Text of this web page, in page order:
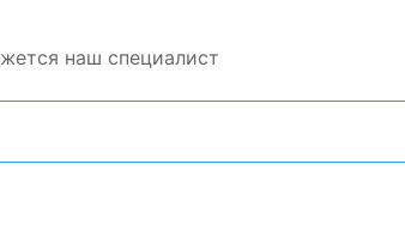
наш специалист